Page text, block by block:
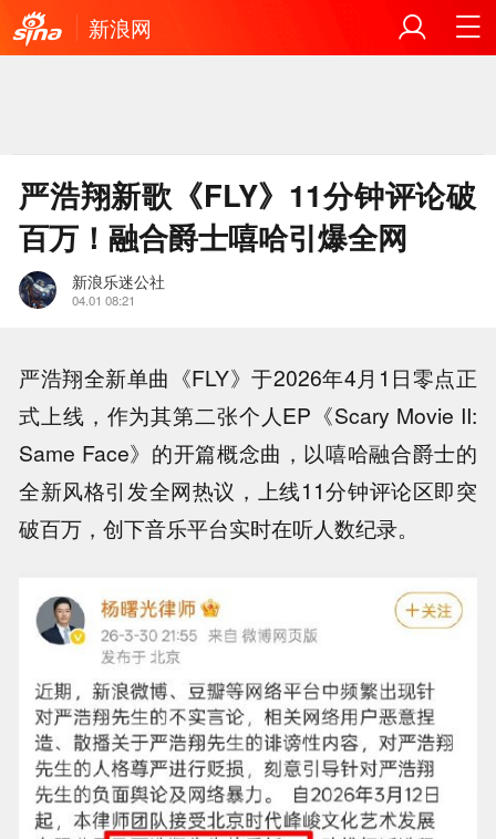
新浪网
严浩翔新歌《FLY》11分钟评论破
百万！融合爵士嘻哈引爆全网
新浪乐迷公社
04.01 08:21
严浩翔全新单曲《FLY》于2026年4月1日零点正
式上线，作为其第二张个人EP《Scary Movie II:
Same Face》的开篇概念曲，以嘻哈融合爵士的
全新风格引发全网热议，上线11分钟评论区即突
破百万，创下音乐平台实时在听人数纪录。